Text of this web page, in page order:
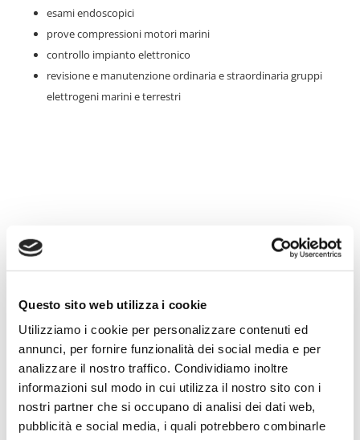
Questo sito web utilizza i cookie
Utilizziamo i cookie per personalizzare contenuti ed
annunci, per fornire funzionalità dei social media e per
analizzare il nostro traffico. Condividiamo inoltre
informazioni sul modo in cui utilizza il nostro sito con i
nostri partner che si occupano di analisi dei dati web,
pubblicità e social media, i quali potrebbero combinarle
esami endoscopici
prove compressioni motori marini
controllo impianto elettronico
revisione e manutenzione ordinaria e straordinaria gruppi
elettrogeni marini e terrestri
Revisioni
ogni tipo di lavorazione subito dopo lo smontaggio del
pezzo dalla vostra barca, senza dover dipendere da terze
parti.
Ogni tipo di motore viene attentamente revisionato in tutte
le sue parti, i componenti usurati o danneggiati sono
sostituiti con ricambi originali.